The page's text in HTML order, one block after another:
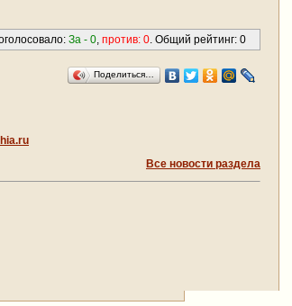
За - 0 против: 0 . Общий рейтинг: 0
Поделиться…
Все новости раздела